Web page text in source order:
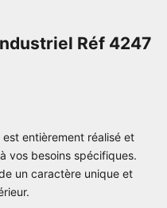
Réf 4247
entièrement réalisé et
vos besoins spécifiques.
un caractère unique et